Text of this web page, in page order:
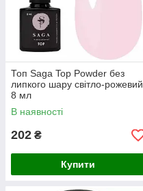
Топ Saga Top Powder без
липкого шару світло-рожевий
8 мл
В наявності
202 ₴
Купити